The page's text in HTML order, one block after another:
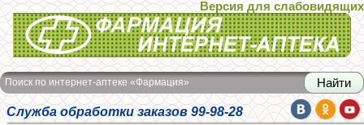
Интернет-аптека Фармация
Версия для слабовидящих
Поиск по интернет-аптеке «Фармация»
Служба обработки заказов 99-98-28